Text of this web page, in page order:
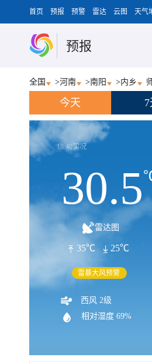
首页 预报 预警 雷达 云图 天气
预报
全国 >河南 >南阳 >内乡
今天
18:40实况
30.5
雷达图
35℃ 25℃
雷暴大风预警
西风 2级
相对湿度 69%